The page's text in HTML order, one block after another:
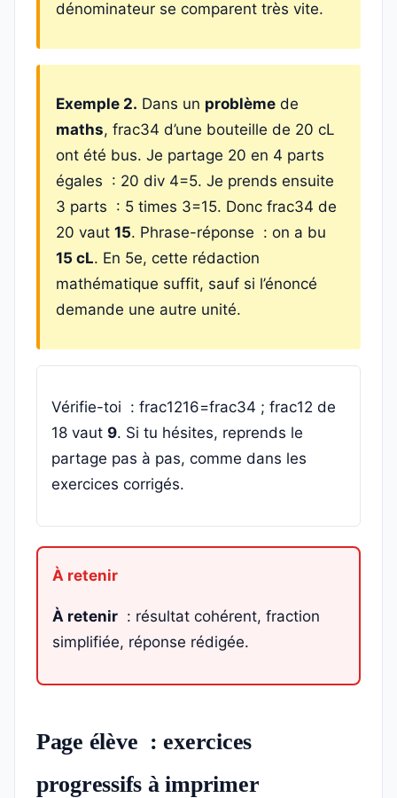
dénominateur se comparent très vite.
Exemple 2. Dans un problème de
maths, frac34 d’une bouteille de 20 cL
ont été bus. Je partage 20 en 4 parts
égales : 20 div 4=5. Je prends ensuite
3 parts : 5 times 3=15. Donc frac34 de
20 vaut 15. Phrase-réponse : on a bu
15 cL. En 5e, cette rédaction
mathématique suffit, sauf si l’énoncé
demande une autre unité.
Vérifie-toi : frac1216=frac34 ; frac12 de
18 vaut 9. Si tu hésites, reprends le
partage pas à pas, comme dans les
exercices corrigés.
À retenir : résultat cohérent, fraction
simplifiée, réponse rédigée.
Page élève : exercices
progressifs à imprimer